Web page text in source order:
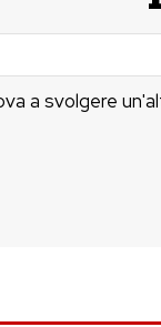
a svolgere